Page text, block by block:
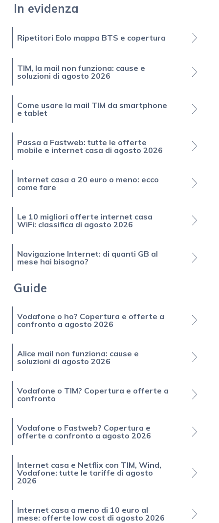
In evidenza
Ripetitori Eolo mappa BTS e copertura
TIM, la mail non funziona: cause e
soluzioni di agosto 2026
Come usare la mail TIM da smartphone
e tablet
Passa a Fastweb: tutte le offerte
mobile e internet casa di agosto 2026
Internet casa a 20 euro o meno: ecco
come fare
Le 10 migliori offerte internet casa
WiFi: classifica di agosto 2026
Navigazione Internet: di quanti GB al
mese hai bisogno?
Guide
Vodafone o ho? Copertura e offerte a
confronto a agosto 2026
Alice mail non funziona: cause e
soluzioni di agosto 2026
Vodafone o TIM? Copertura e offerte a
confronto
Vodafone o Fastweb? Copertura e
offerte a confronto a agosto 2026
Internet casa e Netflix con TIM, Wind,
Vodafone: tutte le tariffe di agosto
2026
Internet casa a meno di 10 euro al
mese: offerte low cost di agosto 2026